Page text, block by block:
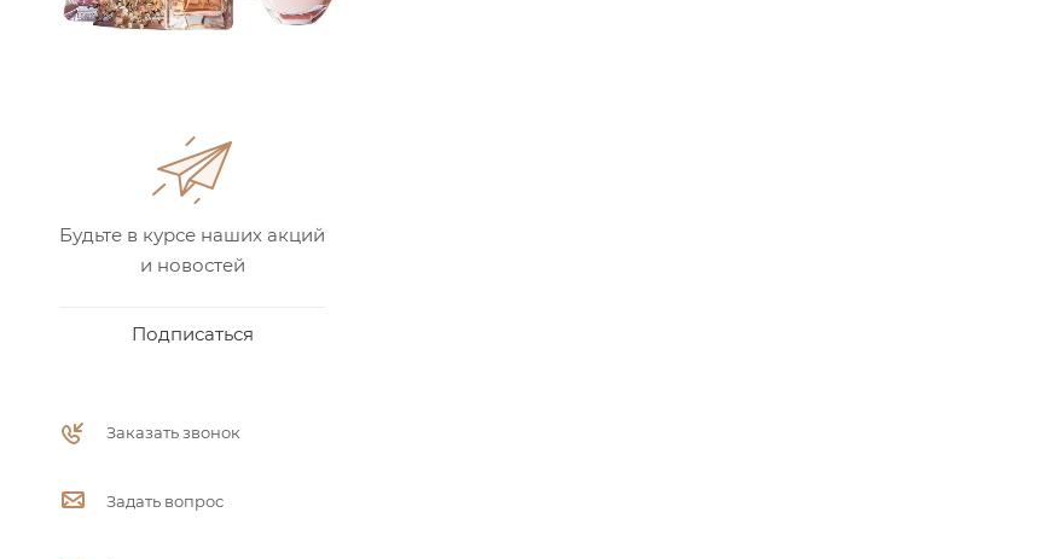
Будьте в курсе наших акций
и новостей
Подписаться
Заказать звонок
Задать вопрос